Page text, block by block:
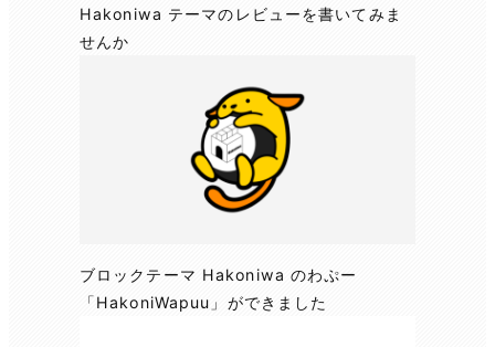
Hakoniwa テーマのレビューを書いてみま
せんか
ブロックテーマ Hakoniwa のわぷー
「HakoniWapuu」ができました